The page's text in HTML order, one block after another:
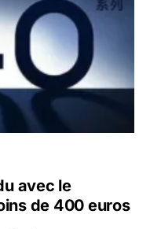
avec le
de 400 euros